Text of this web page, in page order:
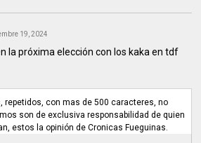
19, 2024
la próxima elección con los kaka en tdf
repetidos, con mas de 500 caracteres, no
son de exclusiva responsabilidad de quien
estos la opinión de Cronicas Fueguinas.